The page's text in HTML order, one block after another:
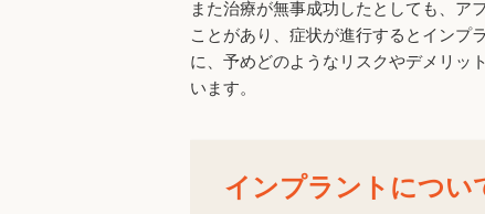
また治療が無事成功したとしても、ア
ことがあり、症状が進行するとインプ
に、予めどのようなリスクやデメリッ
います。
インプラントについ